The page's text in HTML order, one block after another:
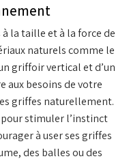
la taille et à la force de
naturels comme le
griffoir vertical et d’un
besoins de votre
griffes naturellement.
stimuler l’instinct
à user ses griffes
des balles ou des